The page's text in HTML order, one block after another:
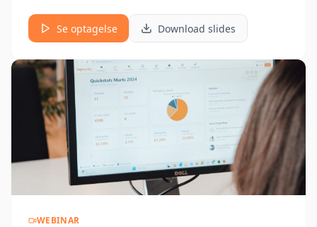
Se optagelse Download slides
WEBINAR